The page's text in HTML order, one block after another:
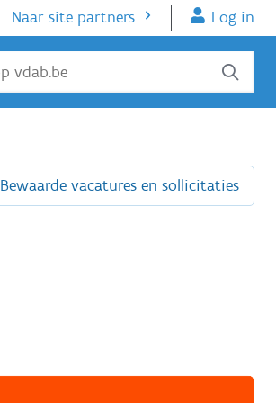
Naar site partners Log in
Bewaarde vacatures en sollicitaties